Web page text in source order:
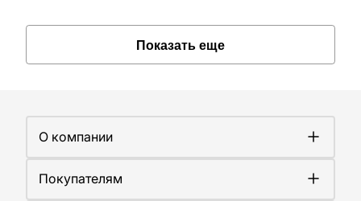
Показать еще
О компании
Работа у нас
Покупателям